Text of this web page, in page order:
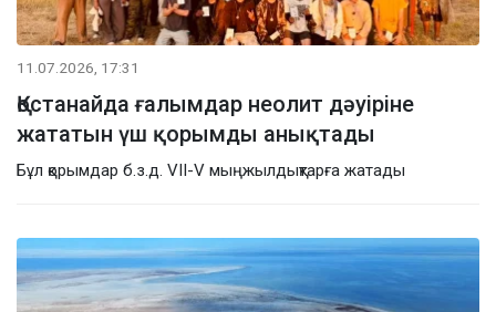
11.07.2026, 17:31
Қостанайда ғалымдар неолит дәуіріне
жататын үш қорымды анықтады
Бұл қорымдар б.з.д. VII-V мыңжылдықтарға жатады